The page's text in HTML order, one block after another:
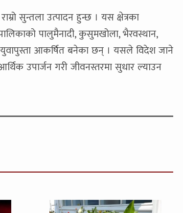
सुन्तला उत्पादन हुन्छ । यस क्षेत्रका
पालुमैनादी, कुसुमखोला, भैरवस्थान,
युवापुस्ता आकर्षित बनेका छन् । यसले विदेश जाने
उपार्जन गरी जीवनस्तरमा सुधार ल्याउन